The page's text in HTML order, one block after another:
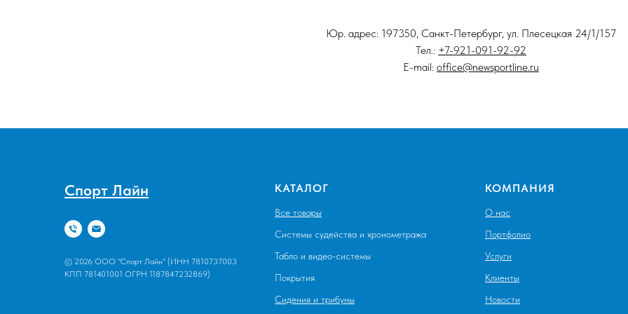
Юр. адрес: 197350, Санкт-Петербург, ул. Плесецкая 24/1/157
Тел.: +7-921-091-92-92
E-mail: office@newsportline.ru
Спорт Лайн
© 2026 ООО "Спорт Лайн" (ИНН 7810737003
КПП 781401001 ОГРН 1187847232869)
КАТАЛОГ
Все товары
Системы судейства и хронометража
Табло и видео-системы
Покрытия
Сидения и трибуны
КОМПАНИЯ
О нас
Портфолио
Услуги
Клиенты
Новости